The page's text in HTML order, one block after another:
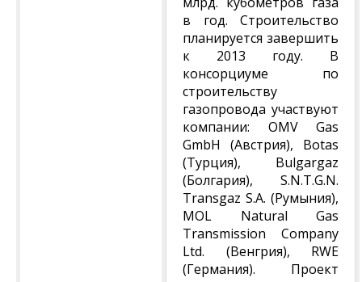
в год. Строительство
планируется завершить
к 2013 году. В
консорциуме по
строительству
газопровода участвуют
компании: OMV Gas
GmbH (Австрия), Botas
(Турция), Bulgargaz
(Болгария), S.N.T.G.N.
Transgaz S.A. (Румыния),
MOL Natural Gas
Transmission Company
Ltd. (Венгрия), RWE
(Германия). Проект